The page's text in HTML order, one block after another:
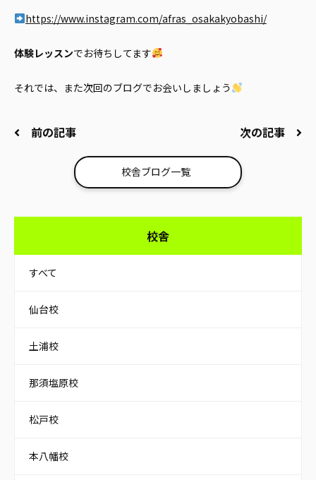
https://www.instagram.com/afras_osakakyobashi/
体験レッスンでお待ちしてます
それでは、また次回のブログでお会いしましょう
前の記事 次の記事
校舎ブログ一覧
校舎
すべて
仙台校
土浦校
那須塩原校
松戸校
本八幡校